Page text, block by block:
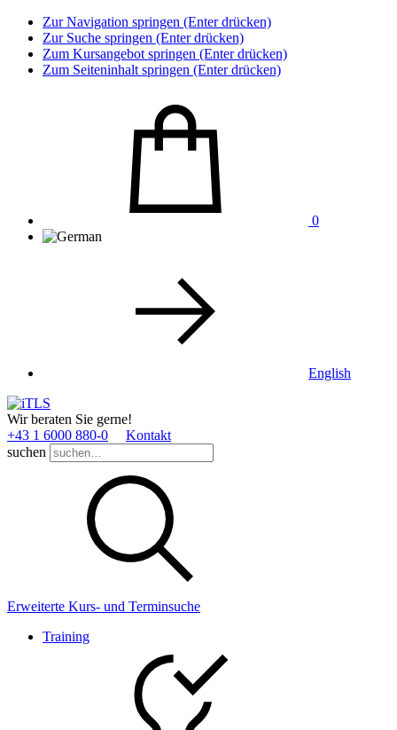
Zur Navigation springen (Enter drücken)
Zur Suche springen (Enter drücken)
Zum Kursangebot springen (Enter drücken)
Zum Seiteninhalt springen (Enter drücken)
0
English
Wir beraten Sie gerne!
+43 1 6000 880­-0
Kontakt
suchen
Erweiterte Kurs- und Terminsuche
Training